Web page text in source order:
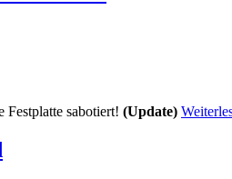
Festplatte sabotiert! (Update)